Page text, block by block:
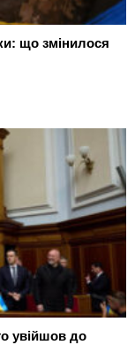
що змінилося
увійшов до